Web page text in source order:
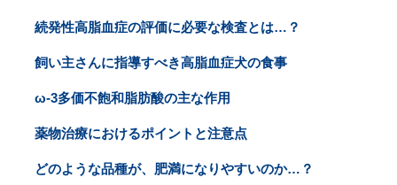
続発性高脂血症の評価に必要な検査とは…？
飼い主さんに指導すべき高脂血症犬の食事
ω-3多価不飽和脂肪酸の主な作用
薬物治療におけるポイントと注意点
どのような品種が、肥満になりやすいのか…？